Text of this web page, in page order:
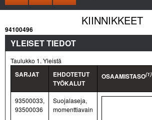
KIINNIKKEET
94100496
YLEISET TIEDOT
Taulukko 1. Yleistä
SARJAT
EHDOTETUT
TYÖKALUT
OSAAMISTASO(1)
93500033,
93500036
Suojalaseja,
momenttiavain